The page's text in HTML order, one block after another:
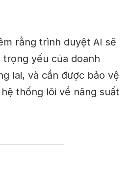
rằng trình duyệt AI sẽ
yếu của doanh
lai, và cần được bảo vệ
thống lõi về năng suất